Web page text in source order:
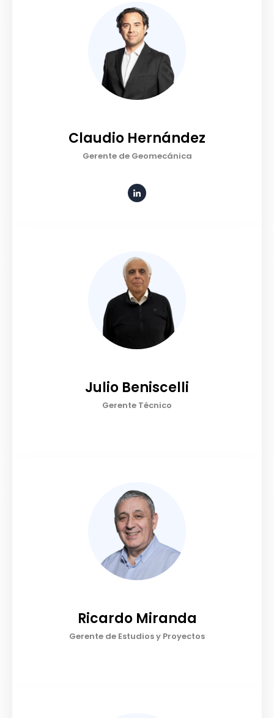
Claudio Hernández
Gerente de Geomecánica
Julio Beniscelli
Gerente Técnico
Ricardo Miranda
Gerente de Estudios y Proyectos